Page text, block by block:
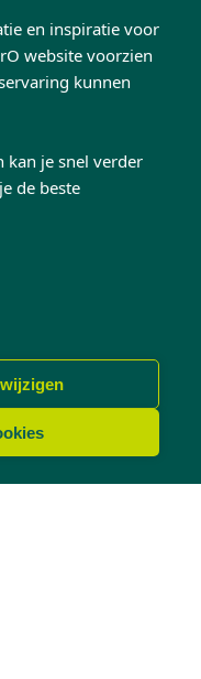
en inspiratie voor
website voorzien
kunnen
kan je snel verder
de beste